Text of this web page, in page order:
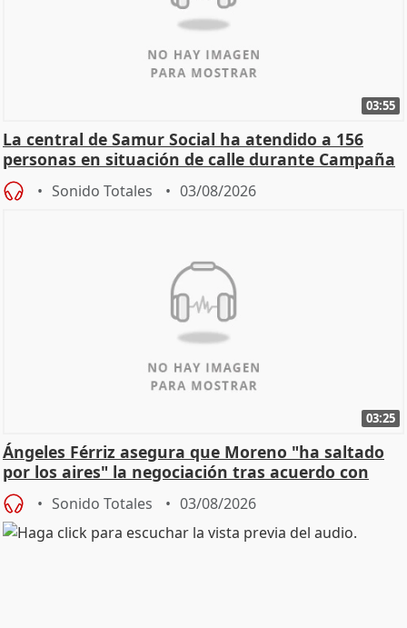
03:55
La central de Samur Social ha atendido a 156
personas en situación de calle durante Campaña
de Calor
Sonido Totales 03/08/2026
03:25
Ángeles Férriz asegura que Moreno "ha saltado
por los aires" la negociación tras acuerdo con
SMA
Sonido Totales 03/08/2026